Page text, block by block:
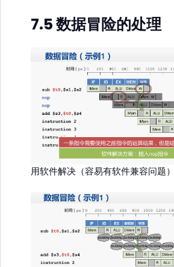
7.5 数据冒险的处理
用软件解决（容易有软件兼容问题）